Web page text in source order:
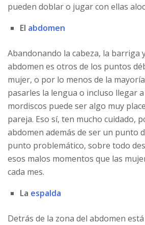
pueden doblar o jugar con ellas
El abdomen
Abandonando la cabeza, la barriga
abdomen es otros de los puntos
mujer, o por lo menos de la
pasarles la lengua o incluso llegar
mordiscos puede ser algo muy
pareja. Eso sí, ten mucho cuidado,
abdomen además de ser un punto
punto problemático, sobre todo
esos malos momentos que las
cada mes.
La espalda
Detrás de la zona del abdomen